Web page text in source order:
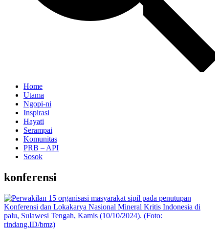
Home
Utama
Ngopi-ni
Inspirasi
Hayati
Serampai
Komunitas
PRB – API
Sosok
konferensi